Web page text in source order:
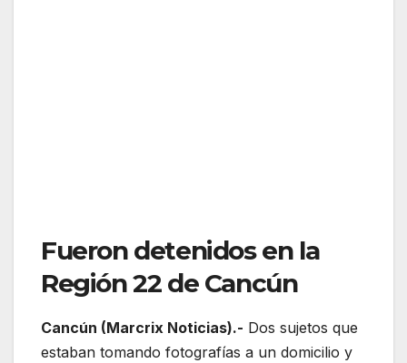
Fueron detenidos en la
Región 22 de Cancún
Cancún (Marcrix Noticias).- Dos sujetos que
estaban tomando fotografías a un domicilio y